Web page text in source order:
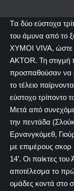
Tα δύο εύστοχα
του άμυνα από το
ΧΥΜΟΙ VIVA, ώστε
ΑΚTOR. Τη στιγμή
προσπαθούσαν να
το τέλειο
εύστοχο τρίποντο
Μετά από
την πεντάδα
Ερνανγκόμεθ,
με επιμέρους
14’. Οι παίκτες
αποτέλεσμα το
ομάδες κοντά στο